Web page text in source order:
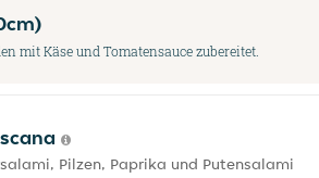
mit Käse und Tomatensauce zubereitet.
Pilzen, Paprika und Putensalami